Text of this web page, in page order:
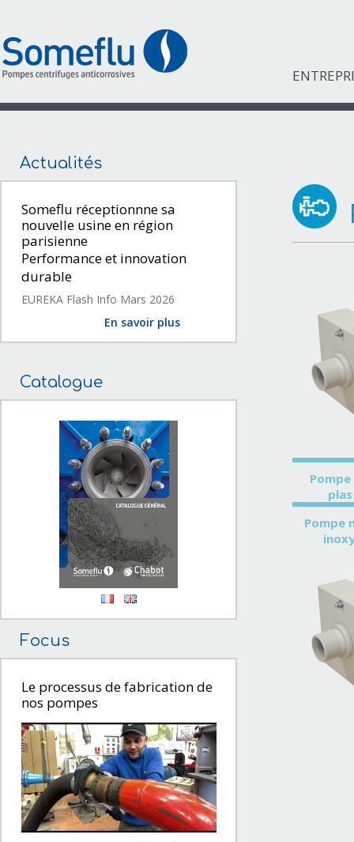
Actualités
Someflu réceptionnne sa
nouvelle usine en région
parisienne
Performance et innovation
durable
EUREKA Flash Info Mars 2026
En savoir plus
Catalogue
Focus
Le processus de fabrication de
nos pompes
Pompe